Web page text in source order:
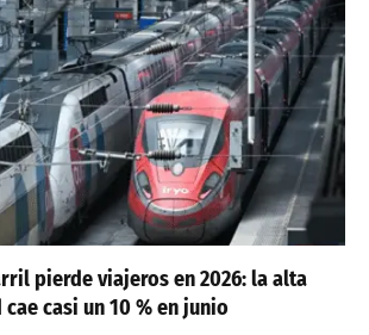
pierde viajeros en 2026: la alta
casi un 10 % en junio